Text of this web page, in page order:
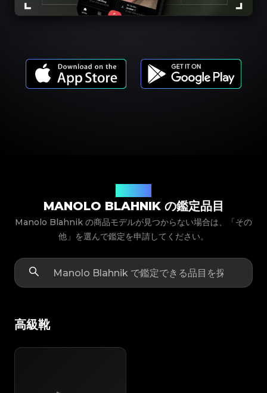
MANOLO BLAHNIK の鑑定品目
Manolo Blahnik の商品モデルが見つからない場合は、「その
他」を選んで鑑定を申請してください。
高級靴